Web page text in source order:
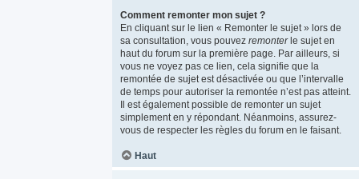
Comment remonter mon sujet ?
En cliquant sur le lien « Remonter le sujet » lors de
sa consultation, vous pouvez remonterle sujet en
haut du forum sur la première page. Par ailleurs, si
vous ne voyez pas ce lien, cela signifie que la
remontée de sujet est désactivée ou que l’intervalle
de temps pour autoriser la remontée n’est pas atteint.
Il est également possible de remonter un sujet
simplement en y répondant. Néanmoins, assurez-
vous de respecter les règles du forum en le faisant.
Haut